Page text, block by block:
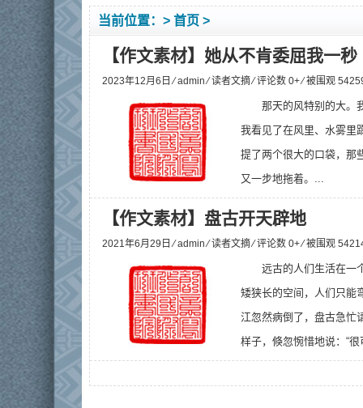
当前位置：> 首页 >
【作文素材】她从不肯委屈我一秒
2023年12月6日 ⁄admin⁄读者文摘⁄ 评论数 0+ ⁄ 被围观
那天的风特别的大。
我看见了在风里、水雾里
提了两个很大的口袋，那
又一步地拖着。...
【作文素材】盘古开天辟地
2021年6月29日 ⁄admin⁄读者文摘⁄ 评论数 0+ ⁄ 被围观
远古的人们生活在一
矮狭长的空间，人们只能
江忽然病倒了，盘古急忙
样子，倏忽惋惜地说：“